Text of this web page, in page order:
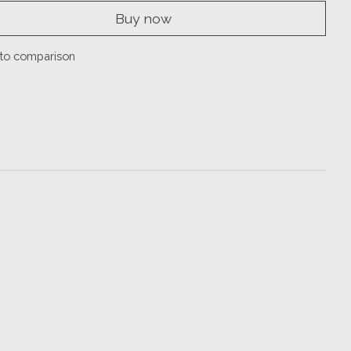
Buy now
comparison